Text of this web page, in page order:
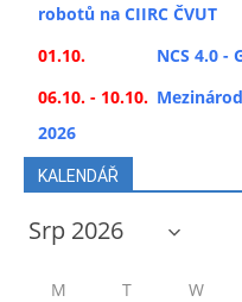
robotů na CIIRC ČVUT
01.10.
NCS 4.0
06.10. - 10.10.
2026
KALENDÁŘ
M T W